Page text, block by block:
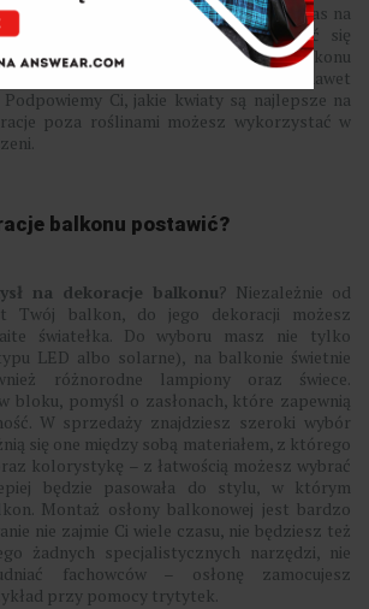
większość z nas lubi spędzać wolny czas na
przedłużeniem mieszkania może stać się
balkon. Pomysłów na aranżację balkonu
atrakcyjnie można urządzić każdy, nawet
Ci, jakie kwiaty są najlepsze na
poza roślinami możesz wykorzystać w
balkonu postawić?
na dekoracje balkonu? Niezależnie od
Twój balkon, do jego dekoracji możesz
światełka. Do wyboru masz nie tylko
LED albo solarne), na balkonie świetnie
różnorodne lampiony oraz świece.
bloku, pomyśl o zasłonach, które zapewnią
W sprzedaży znajdziesz szeroki wybór
się one między sobą materiałem, z którego
kolorystykę – z łatwością możesz wybrać
będzie pasowała do stylu, w którym
Montaż osłony balkonowej jest bardzo
nie zajmie Ci wiele czasu, nie będziesz też
żadnych specjalistycznych narzędzi, nie
fachowców – osłonę zamocujesz
przy pomocy trytytek.